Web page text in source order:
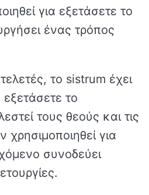
για εξετάσετε το
ένας τρόπος
το sistrum έχει
εξετάσετε το
τους θεούς και τις
χρησιμοποιηθεί για
συνοδεύει